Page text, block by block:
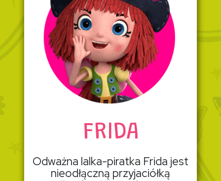
FRIDA
Odważna lalka-piratka Frida jest
nieodłączną przyjaciółką